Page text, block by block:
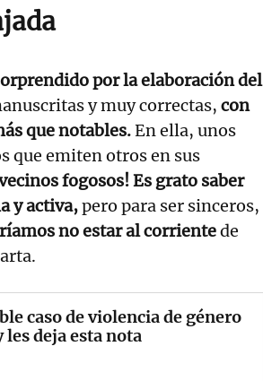
por la elaboración del
y muy correctas, con
que notables.En ella, unos
que emiten otros en sus
fogosos! Es grato saber
y activa,pero para ser sinceros,
no estar al corrientede
caso de violencia de género
les deja esta nota